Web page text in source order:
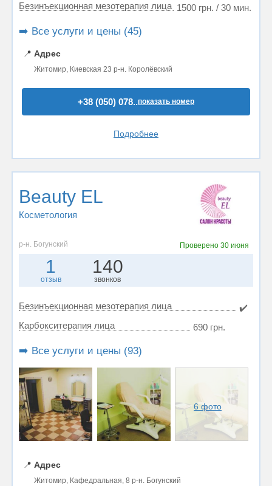
Безинъекционная мезотерапия лица 1500 грн. / 30 мин.
➡️ Все услуги и цены (45)
📍 Адрес
Житомир, Киевская 23 р-н. Королёвский
+38 (050) 078..показать номер
Подробнее
Beauty EL
Косметология
р-н. Богунский Проверено 30 июня
1
отзыв
140
звонков
Безинъекционная мезотерапия лица
✔️
Карбокситерапия лица
690 грн.
➡️ Все услуги и цены (93)
6 фото
📍 Адрес
Житомир, Кафедральная, 8 р-н. Богунский